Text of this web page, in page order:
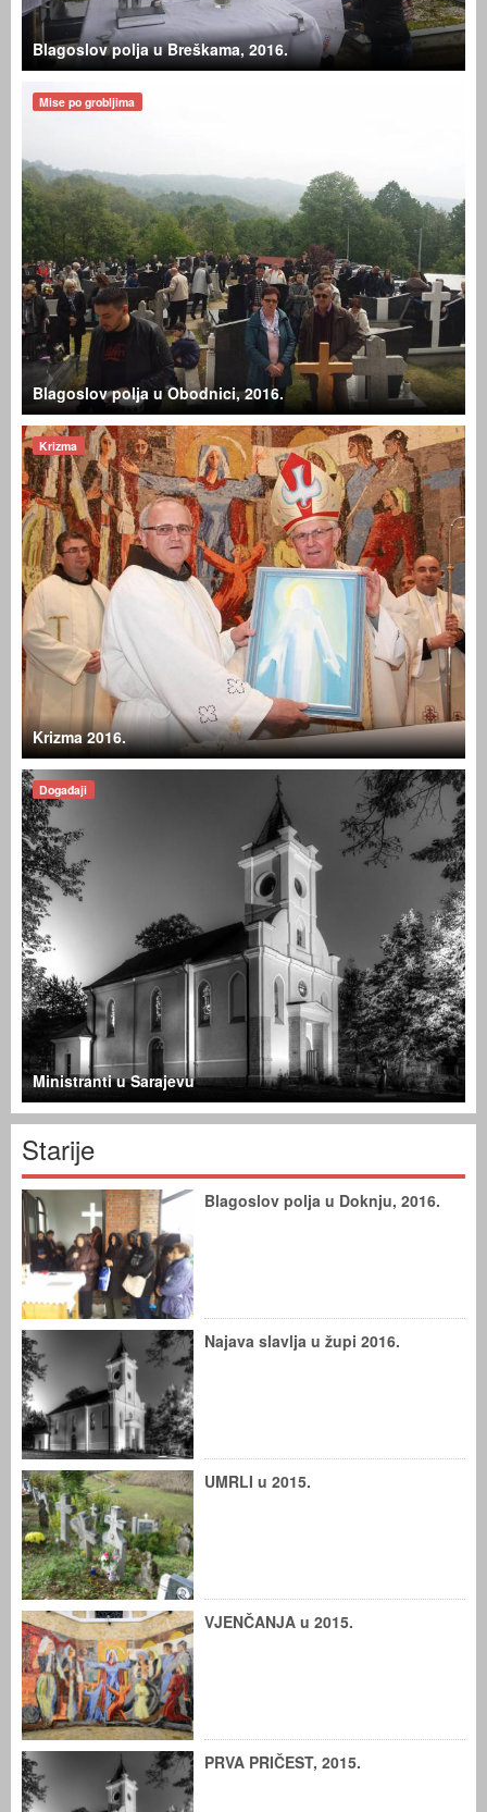
Blagoslov polja u Breškama, 2016.
Blagoslov polja u Obodnici, 2016.
Mise po grobljima
Krizma 2016.
Krizma
Ministranti u Sarajevu
Događaji
Starije
Blagoslov polja u Doknju, 2016.
Najava slavlja u župi 2016.
UMRLI u 2015.
VJENČANJA u 2015.
PRVA PRIČEST, 2015.